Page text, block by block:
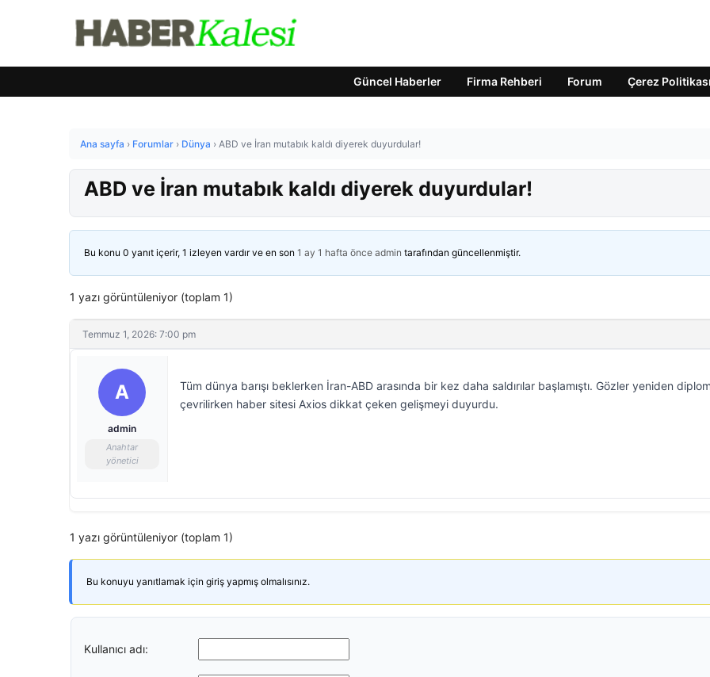
Güncel Haberler Firma Rehberi Forum Çerez Politikası
Ana sayfa › Forumlar › Dünya › ABD ve İran mutabık kaldı diyerek duyurdular!
ABD ve İran mutabık kaldı diyerek duyurdular!
Bu konu 0 yanıt içerir, 1 izleyen vardır ve en son 1 ay 1 hafta önce admin tarafından güncellenmiştir.
1 yazı görüntüleniyor (toplam 1)
Temmuz 1, 2026: 7:00 pm
A
admin
Anahtar
yönetici
Tüm dünya barışı beklerken İran-ABD arasında bir kez daha saldırılar başlamıştı. Gözler yeniden
çevrilirken haber sitesi Axios dikkat çeken gelişmeyi duyurdu.
1 yazı görüntüleniyor (toplam 1)
Bu konuyu yanıtlamak için giriş yapmış olmalısınız.
Kullanıcı adı: